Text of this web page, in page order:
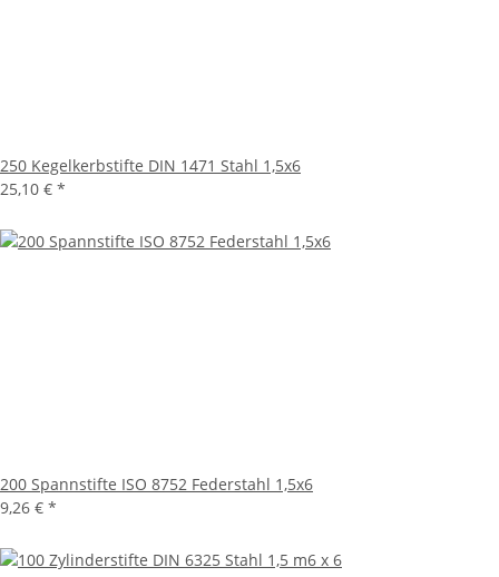
250 Kegelkerbstifte DIN 1471 Stahl 1,5x6
25,10 € *
200 Spannstifte ISO 8752 Federstahl 1,5x6
9,26 € *